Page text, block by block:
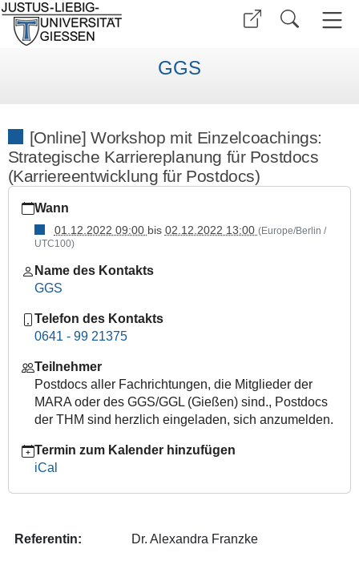
GGS
[Online] Workshop mit Einzelcoachings:
Strategische Karriereplanung für Postdocs
(Karriereentwicklung für Postdocs)
giessen.de/de/fbz/zentren/ggs/veranstaltungen/index_html/
23/online-
workshop-
mit-
einzelcoachings-
karriereplanung-
karriereentwicklung-
postdocs
[Online]
Workshop
mit
Strategische
für
Wann
01.12.2022 09:00 bis 02.12.2022 13:00 (Europe/Berlin /
UTC100)
Name des Kontakts
GGS
Telefon des Kontakts
0641 - 99 21375
Teilnehmer
Postdocs aller Fachrichtungen, die Mitglieder der
MARA oder des GGS/GGL (Gießen) sind., Postdocs
der THM sind herzlich eingeladen, sich anzumelden.
Termin zum Kalender hinzufügen
iCal
Referentin: Dr. Alexandra Franzke